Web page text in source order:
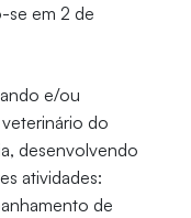
se em 2 de
e/ou
do
desenvolvendo
atividades:
de